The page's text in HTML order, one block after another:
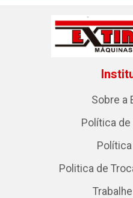
Sobre a
Política
Politica de